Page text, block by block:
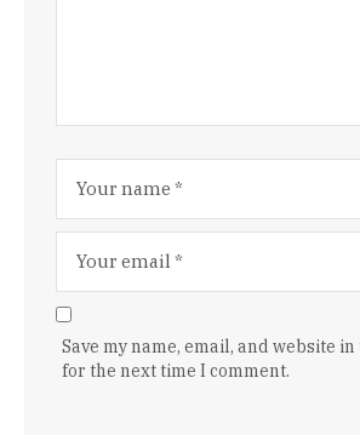
Save my name, email, and website
for the next time I comment.